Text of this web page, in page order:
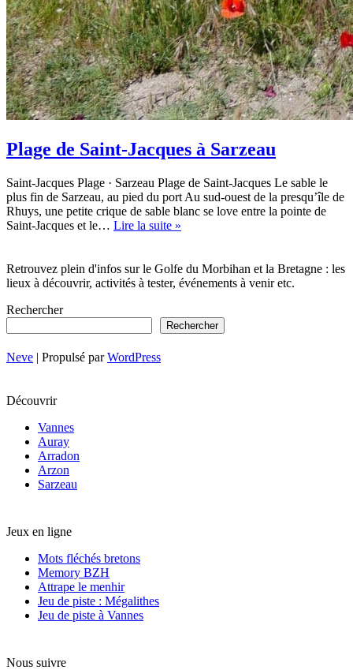
Plage de Saint-Jacques à Sarzeau
Saint-Jacques Plage · Sarzeau Plage de Saint-Jacques Le sable le
plus fin de Sarzeau, au pied du port Au sud-ouest de la presqu’île de
Rhuys, une petite crique de sable blanc se love entre la pointe de
Saint-Jacques et le… Lire la suite »
Jacques
à
Retrouvez plein d'infos sur le Golfe du Morbihan et la Bretagne : les
lieux à découvrir, activités à tester, événements à venir etc.
Rechercher
Rechercher
Neve | Propulsé parWordPress
Découvrir
Vannes
Auray
Arradon
Arzon
Sarzeau
Jeux en ligne
Mots fléchés bretons
Memory BZH
Attrape le menhir
Jeu de piste : Mégalithes
Jeu de piste à Vannes
Nous suivre